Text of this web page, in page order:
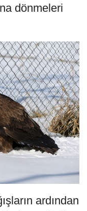
dönmeleri
ardından